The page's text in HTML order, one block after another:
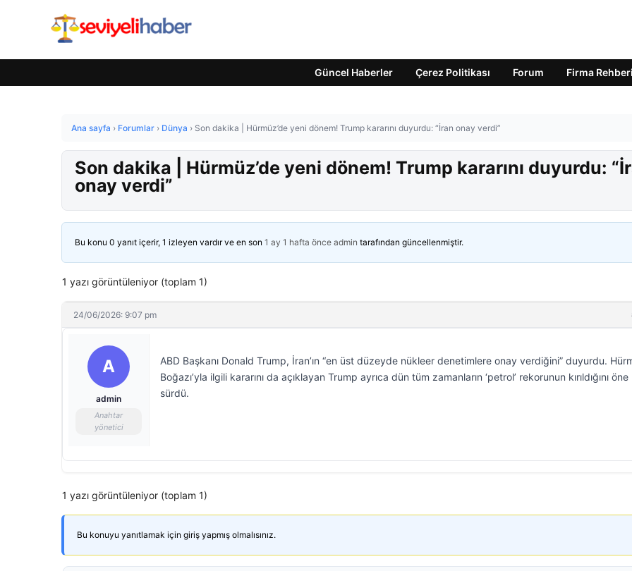
Güncel Haberler Çerez Politikası Forum Firma Rehberi
Ana sayfa › Forumlar › Dünya › Son dakika | Hürmüz’de yeni dönem! Trump kararını duyurdu: “İran onay verdi”
Son dakika | Hürmüz’de yeni dönem! Trump kararını duyurdu:
onay verdi”
Bu konu 0 yanıt içerir, 1 izleyen vardır ve en son 1 ay 1 hafta önce admin tarafından güncellenmiştir.
1 yazı görüntüleniyor (toplam 1)
24/06/2026: 9:07 pm
A
admin
Anahtar
yönetici
ABD Başkanı Donald Trump, İran’ın “en üst düzeyde nükleer denetimlere onay verdiğini” duyurdu.
Boğazı’yla ilgili kararını da açıklayan Trump ayrıca dün tüm zamanların ‘petrol’ rekorunun kırıldığını öne
sürdü.
1 yazı görüntüleniyor (toplam 1)
Bu konuyu yanıtlamak için giriş yapmış olmalısınız.